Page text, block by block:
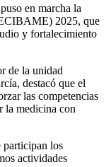
en marcha la
2025, que
y fortalecimiento
de la unidad
destacó que el
las competencias
la medicina con
participan los
actividades